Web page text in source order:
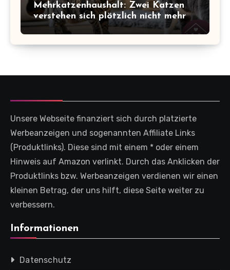
Mehrkatzenhaushalt: Zwei Katzen
verstehen sich plötzlich nicht mehr
Unsere Webseite finanziert sich durch platzierte
Werbeanzeigen und sogenannten Affiliate Links
(Produktlinks). Diese sind mit einem * oder einem
Hinweis auf Amazon verlinkt. Durch das Anklicken der
Produktlinks bzw. Werbeanzeigen verdienen wir einen
kleinen Betrag, der uns hilft, diese Seite weiter zu
verbessern.
Informationen
Datenschutz